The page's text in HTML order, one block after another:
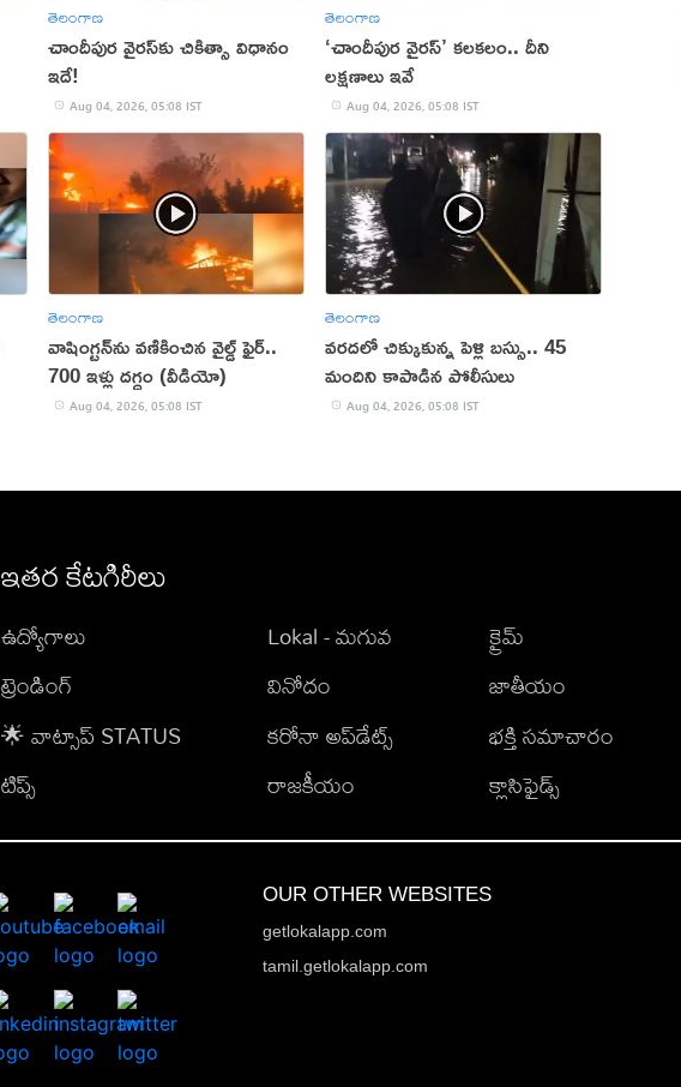
తెలంగాణ
చాందీపుర వైరస్‌కు చికిత్సా విధానం
ఇదే!
Aug 04, 2026, 05:08 IST
తెలంగాణ
‘చాందీపుర వైరస్’ కలకలం.. దీని
ల‌క్ష‌ణాలు ఇవే
Aug 04, 2026, 05:08 IST
తెలంగాణ
వాషింగ్టన్‌ను వణికించిన వైల్డ్ ఫైర్..
700 ఇళ్లు దగ్ధం (వీడియో)
Aug 04, 2026, 05:08 IST
తెలంగాణ
వరదలో చిక్కుకున్న పెళ్లి బస్సు.. 45
మందిని కాపాడిన పోలీసులు
Aug 04, 2026, 05:08 IST
ఇతర కేటగిరీలు
ఉద్యోగాలు
ట్రెండింగ్
🌟 వాట్సాప్ STATUS
టిప్స్
Lokal - మగువ
వినోదం
కరోనా అప్‌డేట్స్
రాజకీయం
క్రైమ్
జాతీయం
భక్తి సమాచారం
క్లాసిఫైడ్స్
OUR OTHER WEBSITES
getlokalapp.com
tamil.getlokalapp.com